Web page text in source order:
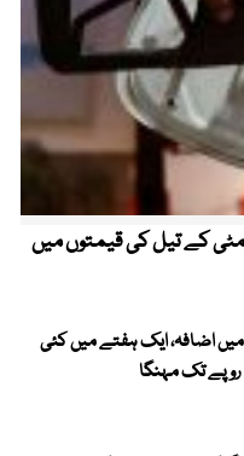
مٹی کے تیل کی قیمتوں میں
اضافہ، ایک ہفتے میں کئی